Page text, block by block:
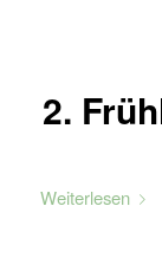
2.
Weiterlesen